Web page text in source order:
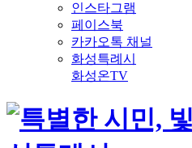
인스타그램
페이스북
카카오톡 채널
화성특례시
화성온TV